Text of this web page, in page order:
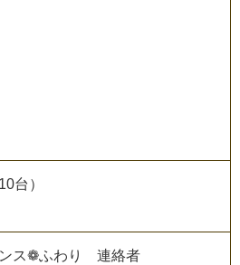
台）
ス❁ふわり 連絡者